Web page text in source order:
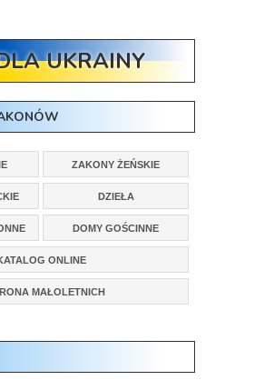
UKRAINY
ZAKONY ŻEŃSKIE
DZIEŁA
DOMY GOŚCINNE
ONLINE
MAŁOLETNICH